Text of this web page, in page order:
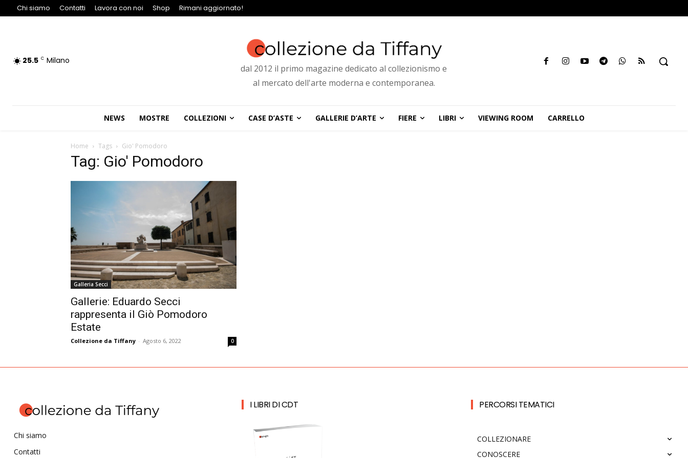
Chi siamo Contatti Lavora con noi Shop Rimani aggiornato!
25.5 C Milano
dal 2012 il primo magazine dedicato al collezionismo e
al mercato dell'arte moderna e contemporanea.
NEWS MOSTRE COLLEZIONI CASE D’ASTE GALLERIE D’ARTE FIERE LIBRI VIEWING ROOM CARRELLO
Home Tags Gio' Pomodoro
Tag: Gio' Pomodoro
Galleria Secci
Gallerie: Eduardo Secci
rappresenta il Giò Pomodoro
Estate
Collezione da Tiffany - Agosto 6, 2022 0
Chi siamo
Contatti
I LIBRI DI CDT PERCORSI TEMATICI
COLLEZIONARE
CONOSCERE